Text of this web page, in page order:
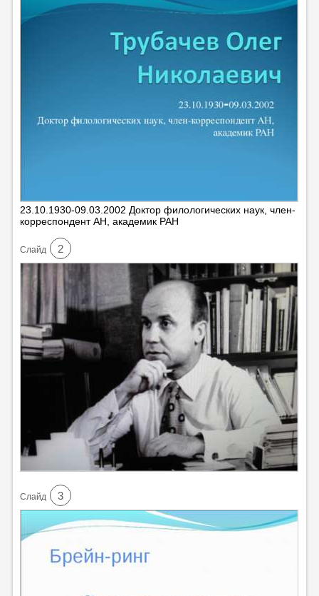
23.10.1930-09.03.2002 Доктор филологических наук, член-
корреспондент АН, академик РАН
Cлайд 2
Cлайд 3